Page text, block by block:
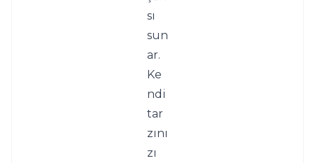
sı
sun
ar.
Ke
ndi
tar
zını
zı